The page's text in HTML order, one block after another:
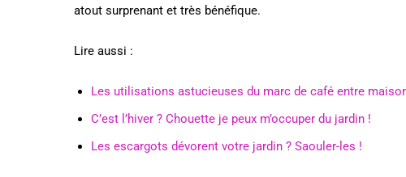
atout surprenant et très bénéfique.
Lire aussi :
Les utilisations astucieuses du marc de café entre
C’est l’hiver ? Chouette je peux m’occuper du jardin !
Les escargots dévorent votre jardin ? Saouler-les !